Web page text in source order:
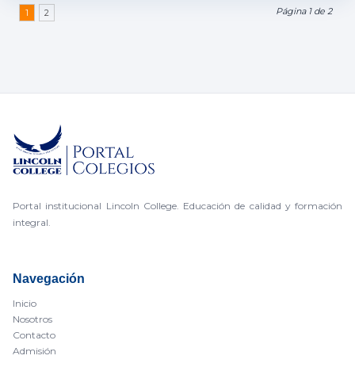
Página 1 de 2
1 2
Portal institucional Lincoln College. Educación de calidad y formación
integral.
Navegación
Inicio
Nosotros
Contacto
Admisión